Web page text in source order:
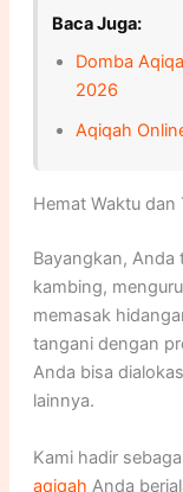
Baca Juga:
Domba
2026
Aqiqah
Hemat Waktu dan
Bayangkan, Anda
kambing,
memasak
tangani dengan
Anda bisa
lainnya.
Kami hadir
aqiqah Anda